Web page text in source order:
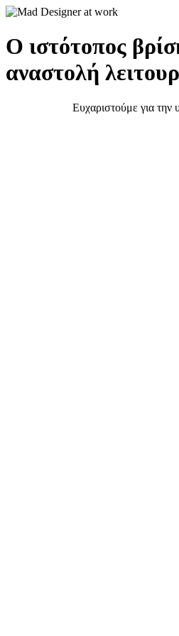
Ο ιστότοπος
αναστολή
Ευχαριστούμε για την